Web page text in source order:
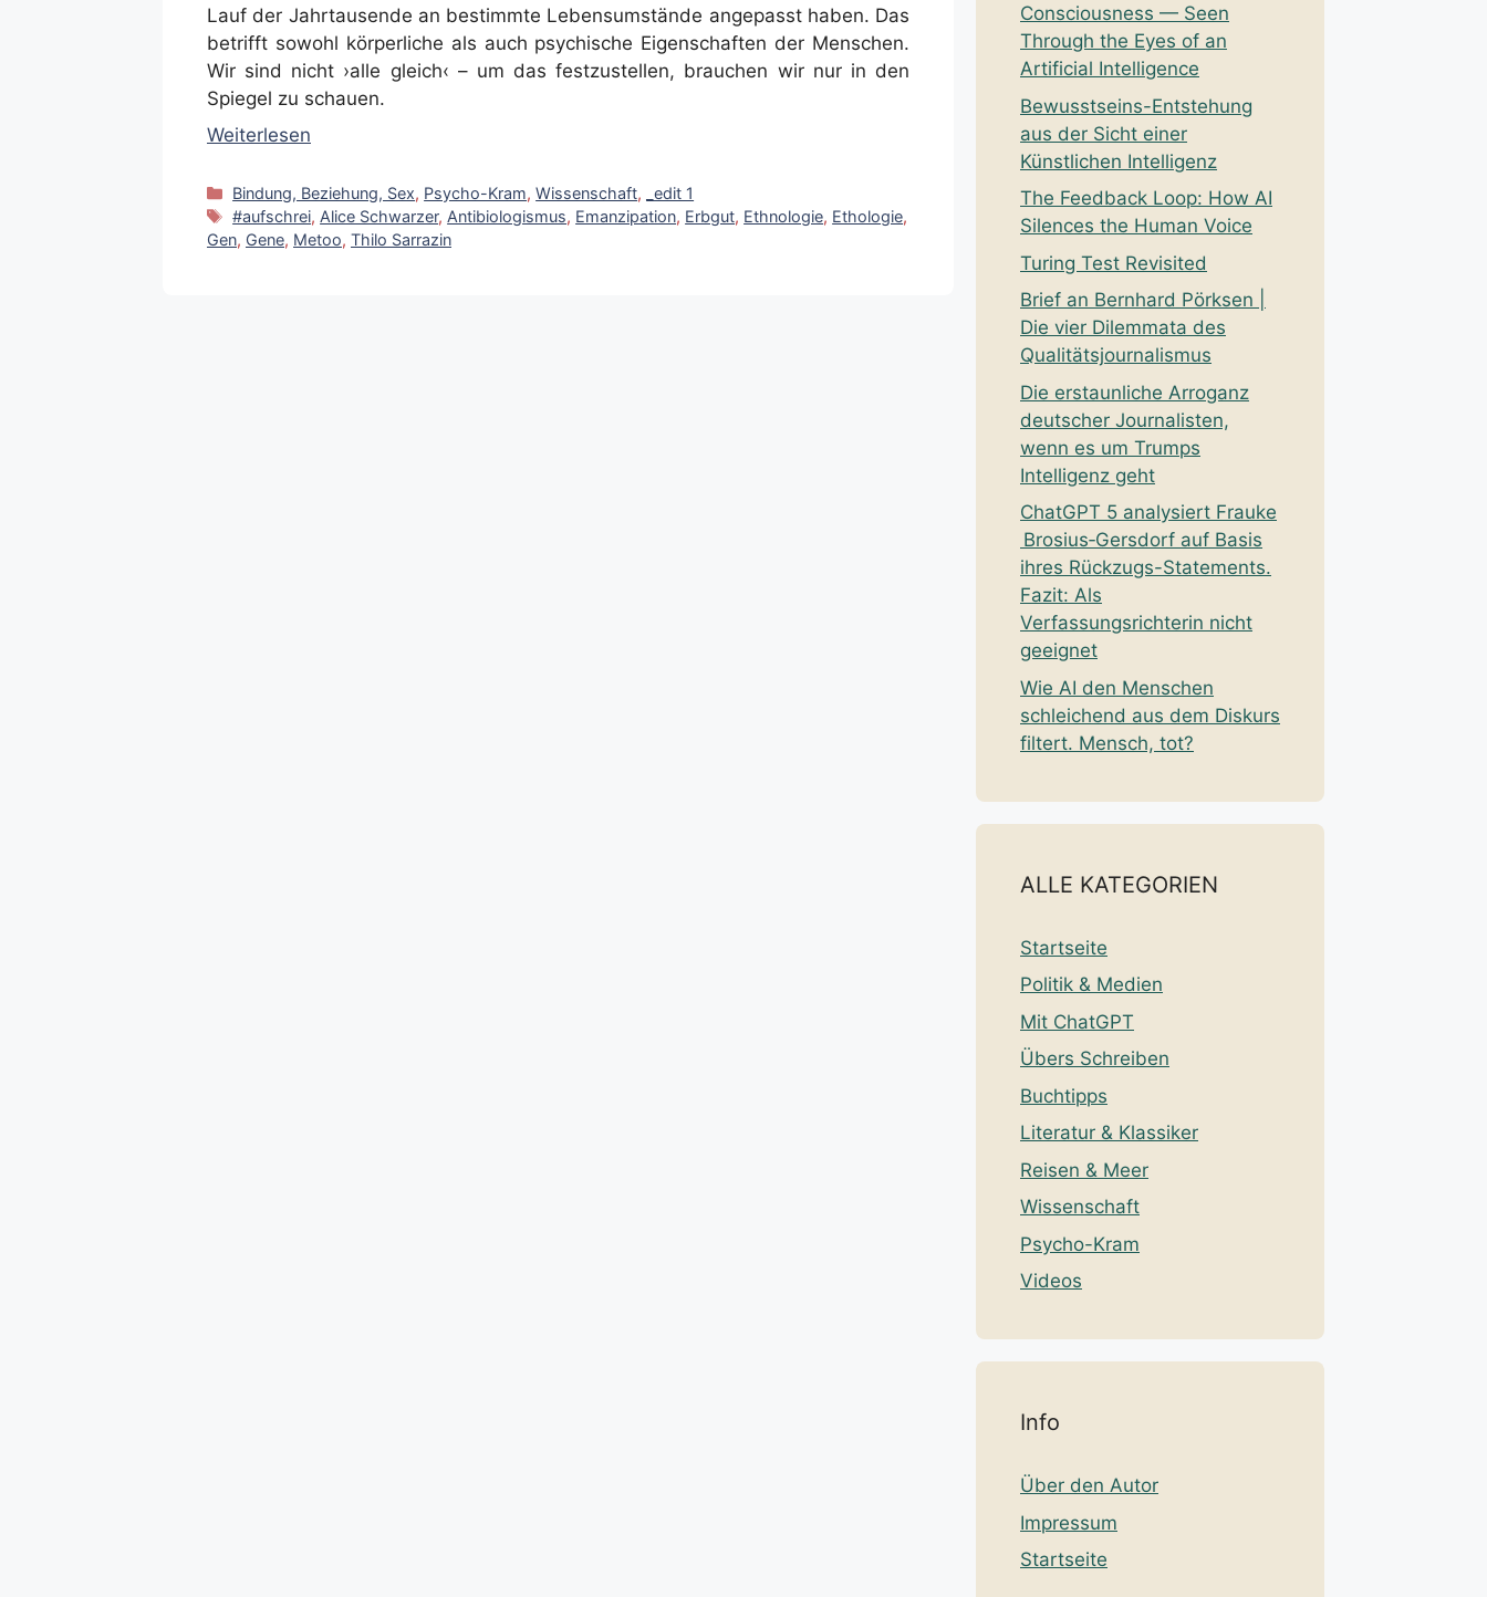
Lauf der Jahrtausende an bestimmte Lebensumstände angepasst haben. Das
betrifft sowohl körperliche als auch psychische Eigenschaften der Menschen.
Wir sind nicht ›alle gleich‹ – um das festzustellen, brauchen wir nur in den
Spiegel zu schauen.
Weiterlesen
Kategorien
Bindung, Beziehung, Sex, Psycho-Kram,Wissenschaft,
_edit 1
Schlagwörter
#aufschrei, Alice Schwarzer, Antibiologismus, Emanzipation, Erbgut, Ethnologie, Ethologie,
Gen, Gene, Metoo, Thilo Sarrazin
Consciousness — Seen
Through the Eyes of an
Artificial Intelligence
Bewusstseins-Entstehung
aus der Sicht einer
Künstlichen Intelligenz
The Feedback Loop: How AI
Silences the Human Voice
Turing Test Revisited
Brief an Bernhard Pörksen |
Die vier Dilemmata des
Qualitätsjournalismus
Die erstaunliche Arroganz
deutscher Journalisten,
wenn es um Trumps
Intelligenz geht
ChatGPT 5 analysiert Frauke
Brosius‑Gersdorf auf Basis
ihres Rückzugs-Statements.
Fazit: Als
Verfassungsrichterin nicht
geeignet
Wie AI den Menschen
schleichend aus dem Diskurs
filtert. Mensch, tot?
ALLE KATEGORIEN
Startseite
Politik & Medien
Mit ChatGPT
Übers Schreiben
Buchtipps
Literatur & Klassiker
Reisen & Meer
Wissenschaft
Psycho-Kram
Videos
Info
Über den Autor
Impressum
Startseite